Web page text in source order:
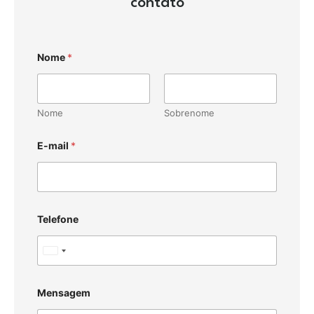
Nome *
Nome Sobrenome
E-mail *
Telefone
i
t
Mensagem